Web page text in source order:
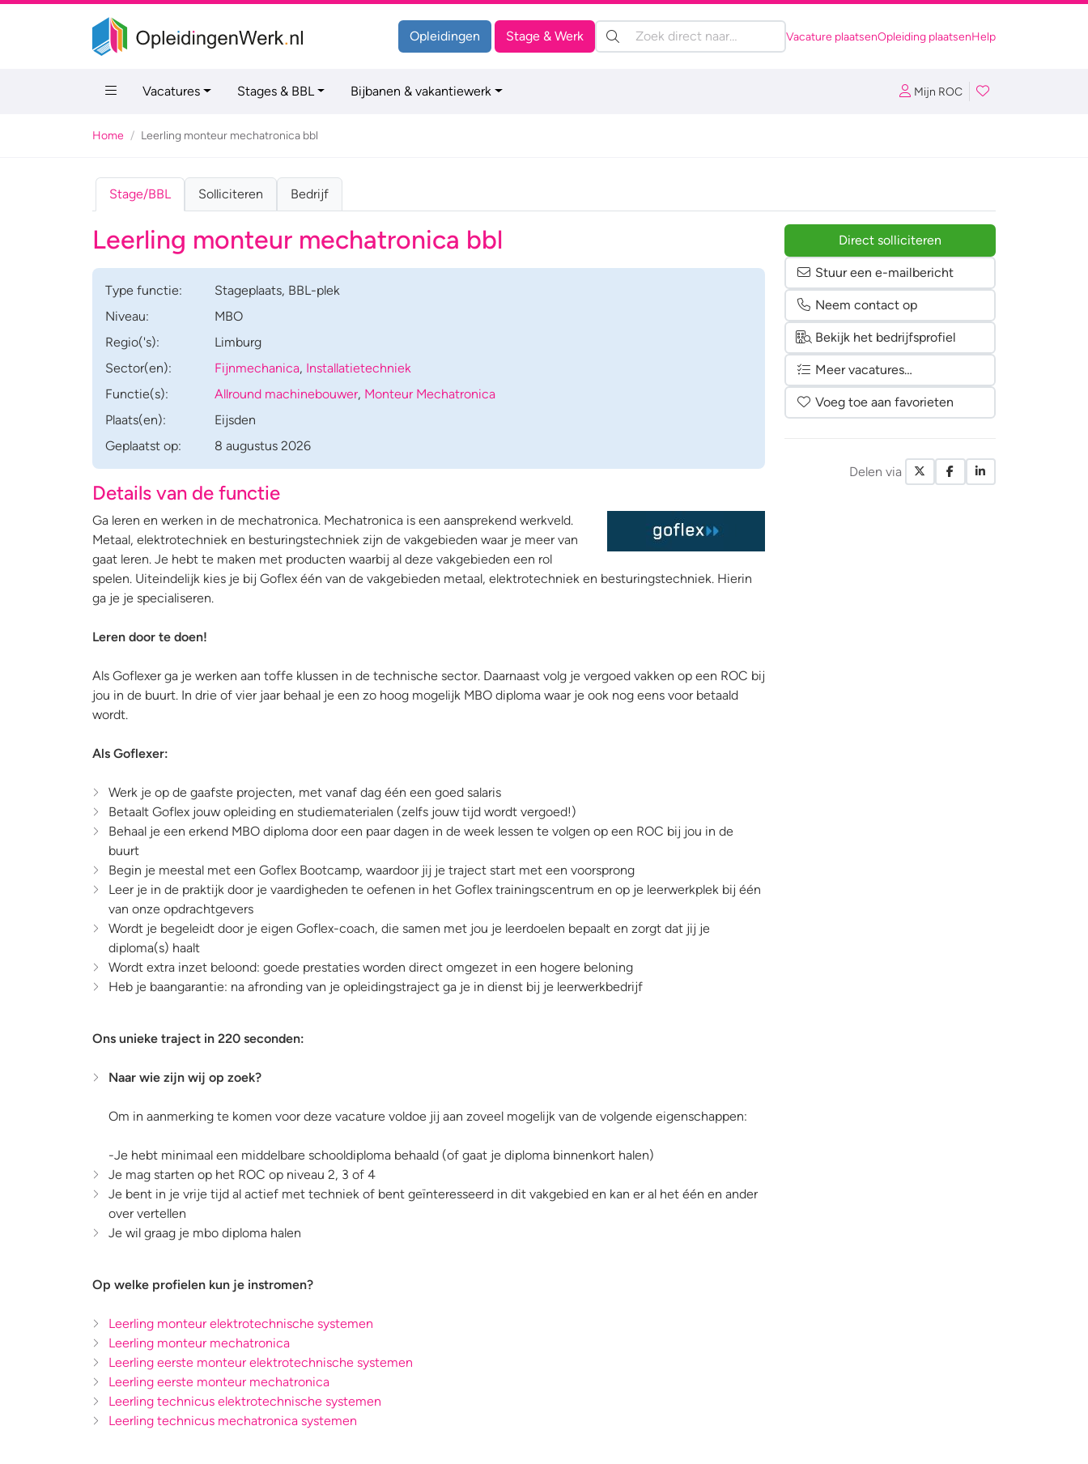
Opleidingen Stage & Werk Zoeken: Vacature plaatsenOpleiding plaatsenHelp
Vacatures Stages & BBL Bijbanen & vakantiewerk Mijn ROC
Home Leerling monteur mechatronica bbl
Stage/BBL Solliciteren Bedrijf
Leerling monteur mechatronica bbl
Type functie: Stageplaats, BBL-plek
Niveau:
MBO
Regio('s):
Limburg
Sector(en):
Fijnmechanica, Installatietechniek
Functie(s):
Allround machinebouwer, Monteur Mechatronica
Plaats(en):
Eijsden
Geplaatst op:
8 augustus 2026
Details van de functie
Ga leren en werken in de mechatronica. Mechatronica is een aansprekend werkveld.
Metaal, elektrotechniek en besturingstechniek zijn de vakgebieden waar je meer van
gaat leren. Je hebt te maken met producten waarbij al deze vakgebieden een rol
spelen. Uiteindelijk kies je bij Goflex één van de vakgebieden metaal, elektrotechniek en besturingstechniek. Hierin
ga je je specialiseren.
Leren door te doen!
Als Goflexer ga je werken aan toffe klussen in de technische sector. Daarnaast volg je vergoed vakken op een ROC bij
jou in de buurt. In drie of vier jaar behaal je een zo hoog mogelijk MBO diploma waar je ook nog eens voor betaald
wordt.
Als Goflexer:
Werk je op de gaafste projecten, met vanaf dag één een goed salaris
Betaalt Goflex jouw opleiding en studiematerialen (zelfs jouw tijd wordt vergoed!)
Behaal je een erkend MBO diploma door een paar dagen in de week lessen te volgen op een ROC bij jou in de
buurt
Begin je meestal met een Goflex Bootcamp, waardoor jij je traject start met een voorsprong
Leer je in de praktijk door je vaardigheden te oefenen in het Goflex trainingscentrum en op je leerwerkplek bij één
van onze opdrachtgevers
Wordt je begeleidt door je eigen Goflex-coach, die samen met jou je leerdoelen bepaalt en zorgt dat jij je
diploma(s) haalt
Wordt extra inzet beloond: goede prestaties worden direct omgezet in een hogere beloning
Heb je baangarantie: na afronding van je opleidingstraject ga je in dienst bij je leerwerkbedrijf
Ons unieke traject in 220 seconden:
Naar wie zijn wij op zoek?
Om in aanmerking te komen voor deze vacature voldoe jij aan zoveel mogelijk van de volgende eigenschappen:
-Je hebt minimaal een middelbare schooldiploma behaald (of gaat je diploma binnenkort halen)
Je mag starten op het ROC op niveau 2, 3 of 4
Je bent in je vrije tijd al actief met techniek of bent geïnteresseerd in dit vakgebied en kan er al het één en ander
over vertellen
Je wil graag je mbo diploma halen
Op welke profielen kun je instromen?
Leerling monteur elektrotechnische systemen
Leerling monteur mechatronica
Leerling eerste monteur elektrotechnische systemen
Leerling eerste monteur mechatronica
Leerling technicus elektrotechnische systemen
Leerling technicus mechatronica systemen
Direct solliciteren
Stuur een e-mailbericht
Neem contact op
Bekijk het bedrijfsprofiel
Meer vacatures…
Voeg toe aan favorieten
Delen via X / Twitter
Facebook
LinkedIn